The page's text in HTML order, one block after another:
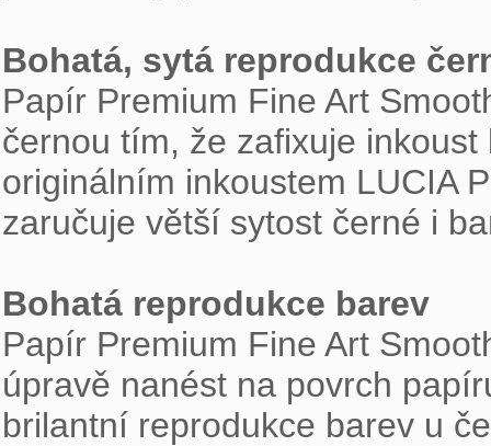
Bohatá, sytá reprodukce
Papír Premium Fine Art
černou tím, že zafixuje
originálním inkoustem LUCIA
zaručuje větší sytost černé i
Bohatá reprodukce barev
Papír Premium Fine Art
úpravě nanést na povrch
brilantní reprodukce barev u